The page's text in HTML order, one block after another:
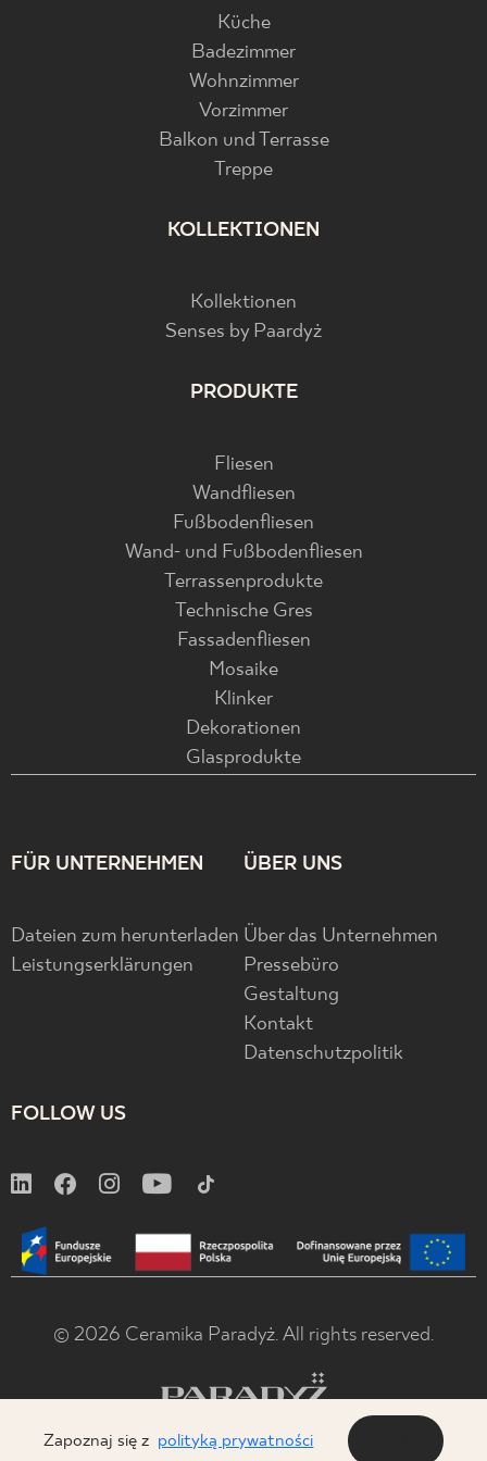
Küche
Badezimmer
Wohnzimmer
Vorzimmer
Balkon und Terrasse
Treppe
KOLLEKTIONEN
Kollektionen
Senses by Paardyż
PRODUKTE
Fliesen
Wandfliesen
Fußbodenfliesen
Wand- und Fußbodenfliesen
Terrassenprodukte
Technische Gres
Fassadenfliesen
Mosaike
Klinker
Dekorationen
Glasprodukte
FÜR UNTERNEHMEN
Dateien zum herunterladen
Leistungserklärungen
ÜBER UNS
Über das Unternehmen
Pressebüro
Gestaltung
Kontakt
Datenschutzpolitik
FOLLOW US
© 2026 Ceramika Paradyż. All rights reserved.
Zapoznaj się z polityką prywatności